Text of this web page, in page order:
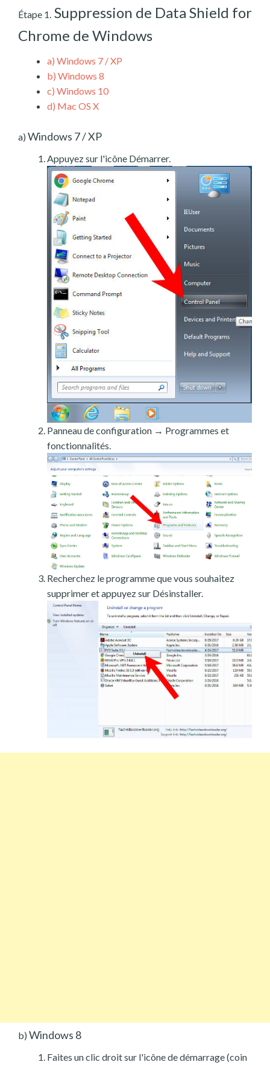
Étape 1. Suppression de Data Shield for
Chrome de Windows
a) Windows 7 / XP
b) Windows 8
c) Windows 10
d) Mac OS X
a) Windows 7 / XP
Appuyez sur l'icône Démarrer.
Panneau de configuration → Programmes et
fonctionnalités.
Recherchez le programme que vous souhaitez
supprimer et appuyez sur Désinstaller.
b) Windows 8
Faites un clic droit sur l'icône de démarrage (coin